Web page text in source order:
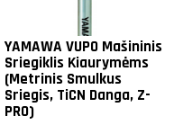
YAMAWA VUPO Mašininis
Sriegiklis Kiaurymėms
(Metrinis Smulkus
Sriegis, TiCN Danga, Z-
PRO)